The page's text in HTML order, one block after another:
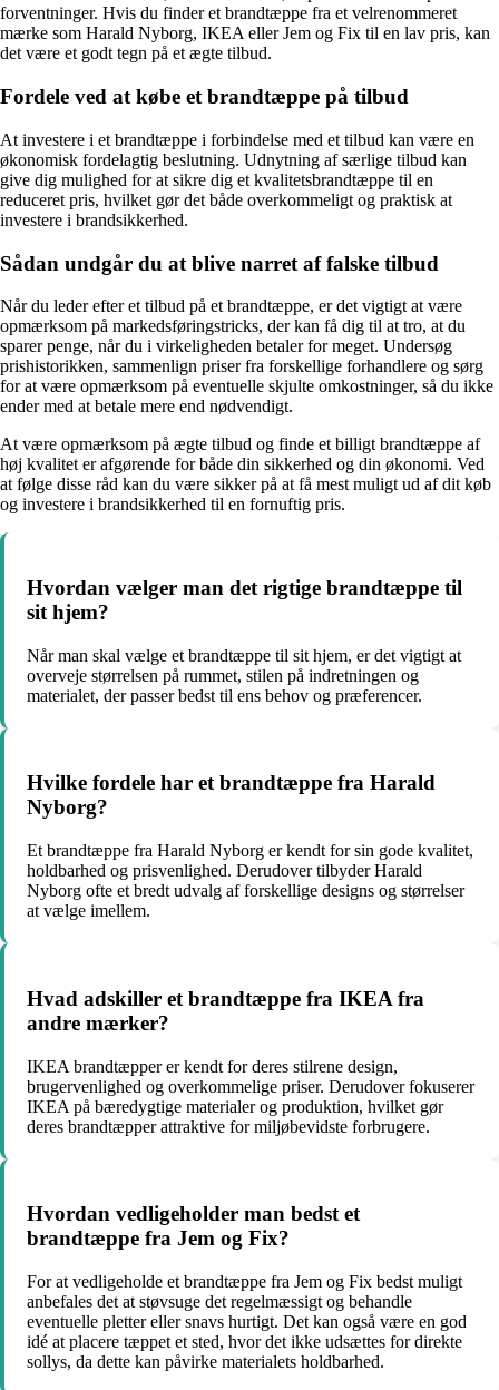
forventninger. Hvis du finder et brandtæppe fra et velrenommeret
mærke som Harald Nyborg, IKEA eller Jem og Fix til en lav pris, kan
det være et godt tegn på et ægte tilbud.
Fordele ved at købe et brandtæppe på tilbud
At investere i et brandtæppe i forbindelse med et tilbud kan være en
økonomisk fordelagtig beslutning. Udnytning af særlige tilbud kan
give dig mulighed for at sikre dig et kvalitetsbrandtæppe til en
reduceret pris, hvilket gør det både overkommeligt og praktisk at
investere i brandsikkerhed.
Sådan undgår du at blive narret af falske tilbud
Når du leder efter et tilbud på et brandtæppe, er det vigtigt at være
opmærksom på markedsføringstricks, der kan få dig til at tro, at du
sparer penge, når du i virkeligheden betaler for meget. Undersøg
prishistorikken, sammenlign priser fra forskellige forhandlere og sørg
for at være opmærksom på eventuelle skjulte omkostninger, så du ikke
ender med at betale mere end nødvendigt.
At være opmærksom på ægte tilbud og finde et billigt brandtæppe af
høj kvalitet er afgørende for både din sikkerhed og din økonomi. Ved
at følge disse råd kan du være sikker på at få mest muligt ud af dit køb
og investere i brandsikkerhed til en fornuftig pris.
Hvordan vælger man det rigtige brandtæppe til
sit hjem?
Når man skal vælge et brandtæppe til sit hjem, er det vigtigt at
overveje størrelsen på rummet, stilen på indretningen og
materialet, der passer bedst til ens behov og præferencer.
Hvilke fordele har et brandtæppe fra Harald
Nyborg?
Et brandtæppe fra Harald Nyborg er kendt for sin gode kvalitet,
holdbarhed og prisvenlighed. Derudover tilbyder Harald
Nyborg ofte et bredt udvalg af forskellige designs og størrelser
at vælge imellem.
Hvad adskiller et brandtæppe fra IKEA fra
andre mærker?
IKEA brandtæpper er kendt for deres stilrene design,
brugervenlighed og overkommelige priser. Derudover fokuserer
IKEA på bæredygtige materialer og produktion, hvilket gør
deres brandtæpper attraktive for miljøbevidste forbrugere.
Hvordan vedligeholder man bedst et
brandtæppe fra Jem og Fix?
For at vedligeholde et brandtæppe fra Jem og Fix bedst muligt
anbefales det at støvsuge det regelmæssigt og behandle
eventuelle pletter eller snavs hurtigt. Det kan også være en god
idé at placere tæppet et sted, hvor det ikke udsættes for direkte
sollys, da dette kan påvirke materialets holdbarhed.